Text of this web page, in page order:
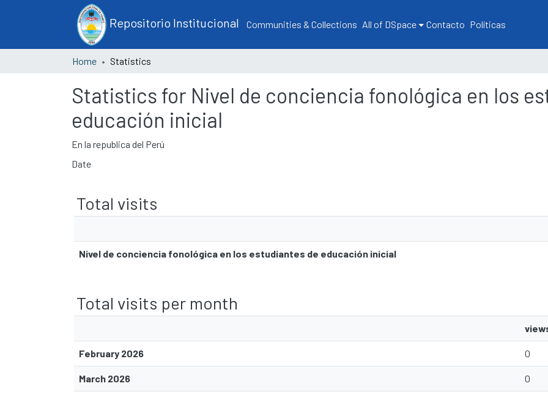
Repositorio Institucional Communities & Collections All of DSpace Contacto Políticas
Home Statistics
Statistics for Nivel de conciencia fonológica en los
educación inicial
En la republica del Perú
Date
Total visits
Nivel de conciencia fonológica en los estudiantes de educación inicial
Total visits per month
February 2026 0
March 2026 0